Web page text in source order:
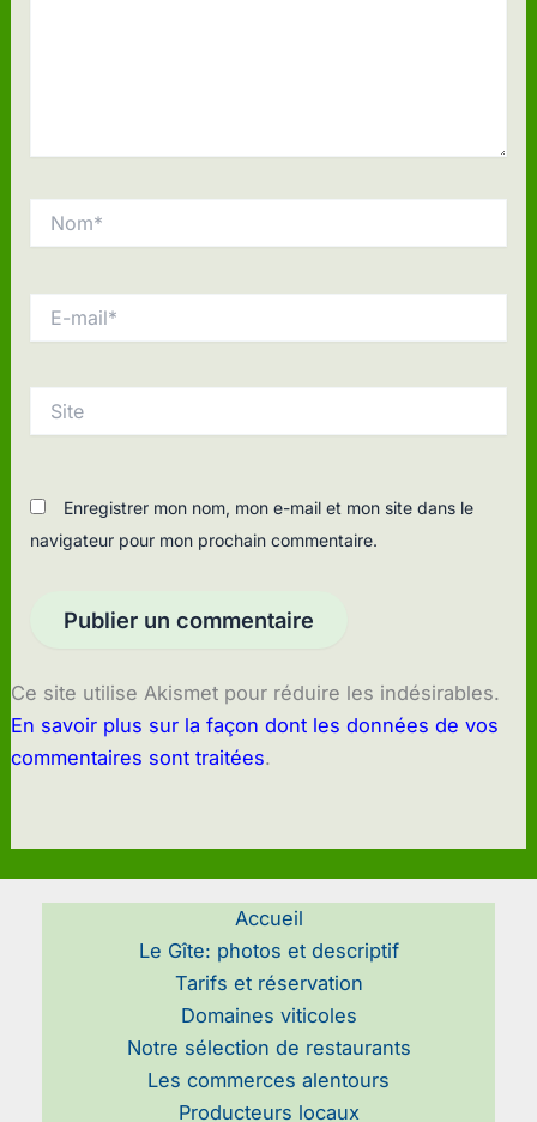
mail*
Enregistrer mon nom, mon e-mail et mon site dans le
navigateur pour mon prochain commentaire.
Ce site utilise Akismet pour réduire les indésirables.
En savoir plus sur la façon dont les données de vos
commentaires sont traitées.
Accueil
Le Gîte: photos et descriptif
Tarifs et réservation
Domaines viticoles
Notre sélection de restaurants
Les commerces alentours
Producteurs locaux